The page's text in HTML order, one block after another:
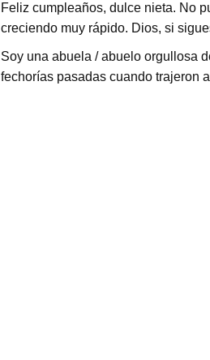
Feliz cumpleaños, dulce nieta. No
creciendo muy rápido. Dios, si
Soy una abuela / abuelo orgullosa
fechorías pasadas cuando trajeron